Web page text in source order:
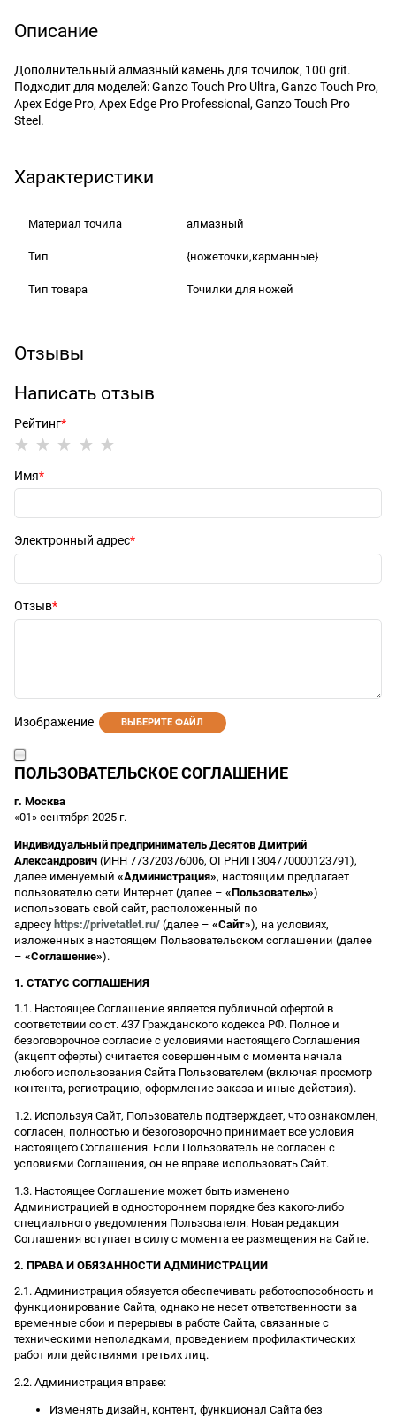
Описание
Дополнительный алмазный камень для точилок, 100 grit.
Подходит для моделей: Ganzo Touch Pro Ultra, Ganzo Touch Pro,
Apex Edge Pro, Apex Edge Pro Professional, Ganzo Touch Pro
Steel.
Характеристики
Материал точила алмазный
Тип {ножеточки,карманные}
Тип товара Точилки для ножей
Отзывы
Написать отзыв
Рейтинг
Имя
Электронный адрес
Отзыв
Изображение ВЫБЕРИТЕ ФАЙЛ
ПОЛЬЗОВАТЕЛЬСКОЕ СОГЛАШЕНИЕ
г. Москва
«01» сентября 2025 г.
Индивидуальный предприниматель Десятов Дмитрий
Александрович (ИНН 773720376006, ОГРНИП 304770000123791),
далее именуемый «Администрация», настоящим предлагает
пользователю сети Интернет (далее – «Пользователь»)
использовать свой сайт, расположенный по
адресу https://privetatlet.ru/ (далее – «Сайт»), на условиях,
изложенных в настоящем Пользовательском соглашении (далее
– «Соглашение»).
1. СТАТУС СОГЛАШЕНИЯ
1.1. Настоящее Соглашение является публичной офертой в
соответствии со ст. 437 Гражданского кодекса РФ. Полное и
безоговорочное согласие с условиями настоящего Соглашения
(акцепт оферты) считается совершенным с момента начала
любого использования Сайта Пользователем (включая просмотр
контента, регистрацию, оформление заказа и иные действия).
1.2. Используя Сайт, Пользователь подтверждает, что ознакомлен,
согласен, полностью и безоговорочно принимает все условия
настоящего Соглашения. Если Пользователь не согласен с
условиями Соглашения, он не вправе использовать Сайт.
1.3. Настоящее Соглашение может быть изменено
Администрацией в одностороннем порядке без какого-либо
специального уведомления Пользователя. Новая редакция
Соглашения вступает в силу с момента ее размещения на Сайте.
2. ПРАВА И ОБЯЗАННОСТИ АДМИНИСТРАЦИИ
2.1. Администрация обязуется обеспечивать работоспособность и
функционирование Сайта, однако не несет ответственности за
временные сбои и перерывы в работе Сайта, связанные с
техническими неполадками, проведением профилактических
работ или действиями третьих лиц.
2.2. Администрация вправе:
Изменять дизайн, контент, функционал Сайта без